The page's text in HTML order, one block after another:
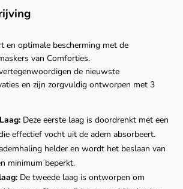
en optimale bescherming met de
van Comforties.
de nieuwste
en zijn zorgvuldig ontworpen met 3
Deze eerste laag is doordrenkt met een
effectief vocht uit de adem absorbeert.
helder en wordt het beslaan van
minimum beperkt.
De tweede laag is ontworpen om